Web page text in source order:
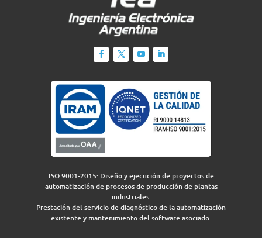
ISO 9001-2015: Diseño y ejecución de proyectos de
automatización de procesos de producción de plantas
industriales.
Prestación del servicio de diagnóstico de la automatización
existente y mantenimiento del software asociado.